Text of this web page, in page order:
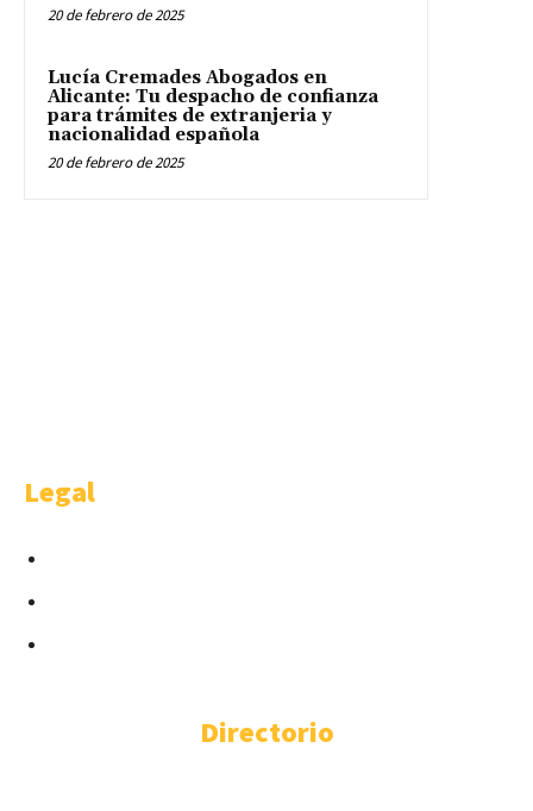
20 de febrero de 2025
Lucía Cremades Abogados en
Alicante: Tu despacho de confianza
para trámites de extranjeria y
nacionalidad española
20 de febrero de 2025
Legal
Directorio